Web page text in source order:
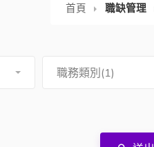
首頁 職缺管理
職務類別(1)